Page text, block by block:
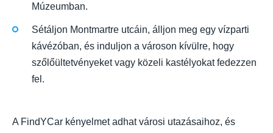
Múzeumban.
Sétáljon Montmartre utcáin, álljon meg egy vízparti
kávézóban, és induljon a városon kívülre, hogy
szőlőültetvényeket vagy közeli kastélyokat fedezzen
fel.
A FindYCar kényelmet adhat városi utazásaihoz, és